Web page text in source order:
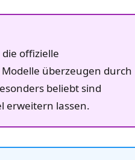
offizielle
überzeugen durch
beliebt sind
erweitern lassen.